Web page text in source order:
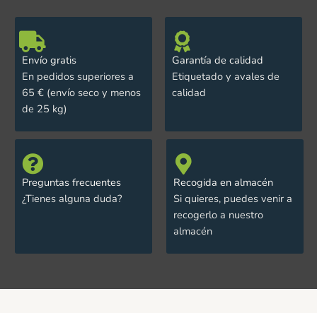
Envío gratis
En pedidos superiores a
65 € (envío seco y menos
de 25 kg)
Garantía de calidad
Etiquetado y avales de
calidad
Preguntas frecuentes
¿Tienes alguna duda?
Recogida en almacén
Si quieres, puedes venir a
recogerlo a nuestro
almacén